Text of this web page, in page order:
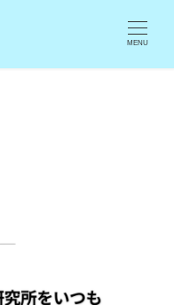
MENU